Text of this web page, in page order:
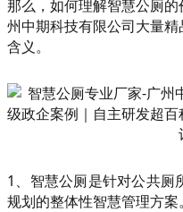
那么，如何理解智慧公厕
州中期科技有限公司大量
含义。
1、智慧公厕是针对公共厕
规划的整体性智慧管理方案。